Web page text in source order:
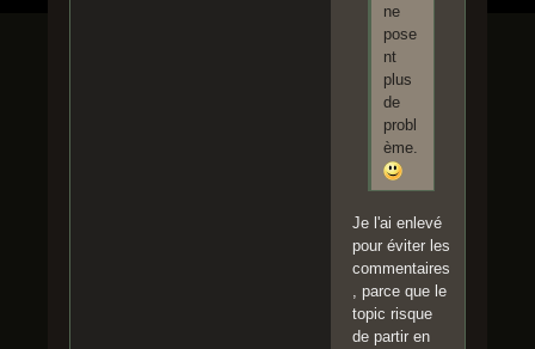
ne
pose
nt
plus
de
probl
ème.
Je l'ai enlevé
pour éviter les
commentaires
, parce que le
topic risque
de partir en